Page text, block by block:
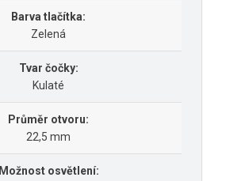
Barva tlačítka:
Zelená
Tvar čočky:
Kulaté
Průměr otvoru:
22,5 mm
Možnost osvětlení: